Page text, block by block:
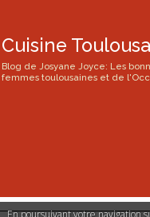
En poursuivant votre navigation
Cuisine
Blog de Josyane Joyce: Les
femmes toulousaines et de